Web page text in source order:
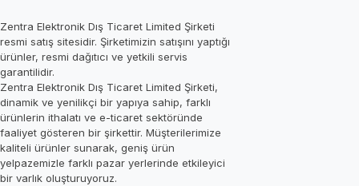
Zentra Elektronik Dış Ticaret Limited Şirketi
resmi satış sitesidir. Şirketimizin satışını yaptığı
ürünler, resmi dağıtıcı ve yetkili servis
garantilidir.
Zentra Elektronik Dış Ticaret Limited Şirketi,
dinamik ve yenilikçi bir yapıya sahip, farklı
ürünlerin ithalatı ve e-ticaret sektöründe
faaliyet gösteren bir şirkettir. Müşterilerimize
kaliteli ürünler sunarak, geniş ürün
yelpazemizle farklı pazar yerlerinde etkileyici
bir varlık oluşturuyoruz.